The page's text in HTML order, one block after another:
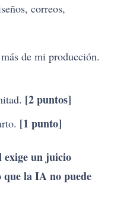
correos,
de mi producción.
[2 puntos]
[1 punto]
exige un juicio
que la IA no puede